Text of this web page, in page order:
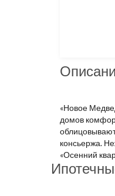
«Новое
домов
консьержа.
«Осенний